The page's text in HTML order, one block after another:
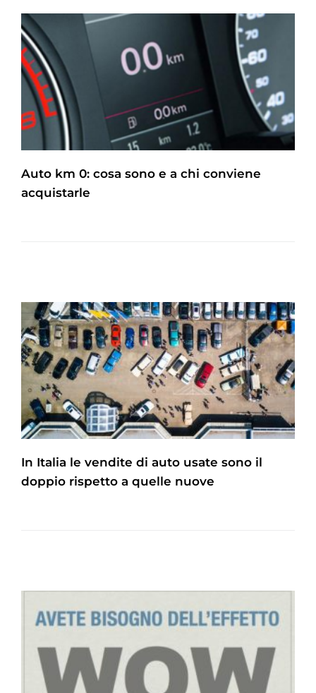
Auto km 0: cosa sono e a chi conviene
acquistarle
In Italia le vendite di auto usate sono il
doppio rispetto a quelle nuove